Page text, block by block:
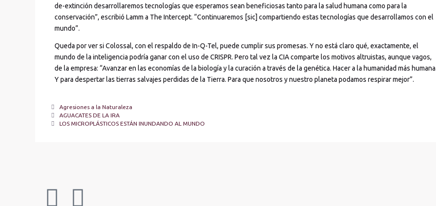
de-extinción desarrollaremos tecnologías que esperamos sean beneficiosas tanto para la salud humana como para la
conservación”, escribió Lamm a The Intercept. “Continuaremos [sic] compartiendo estas tecnologías que desarrollamos con el
mundo”.
Queda por ver si Colossal, con el respaldo de In-Q-Tel, puede cumplir sus promesas. Y no está claro qué, exactamente, el
mundo de la inteligencia podría ganar con el uso de CRISPR. Pero tal vez la CIA comparte los motivos altruistas, aunque vagos,
de la empresa: “Avanzar en las economías de la biología y la curación a través de la genética. Hacer a la humanidad más
Y para despertar las tierras salvajes perdidas de la Tierra. Para que nosotros y nuestro planeta podamos respirar mejor”.
Agresiones a la Naturaleza
AGUACATES DE LA IRA
LOS MICROPLÁSTICOS ESTÁN INUNDANDO AL MUNDO